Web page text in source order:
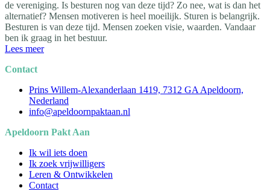
de vereniging. Is besturen nog van deze tijd? Zo nee, wat is dan het
alternatief? Mensen motiveren is heel moeilijk. Sturen is belangrijk.
Besturen is van deze tijd. Mensen zoeken visie, waarden. Vandaar
ben ik graag in het bestuur.
Lees meer
Contact
Prins Willem-Alexanderlaan 1419, 7312 GA Apeldoorn,
Nederland
info@apeldoornpaktaan.nl
Apeldoorn Pakt Aan
Ik wil iets doen
Ik zoek vrijwilligers
Leren & Ontwikkelen
Contact